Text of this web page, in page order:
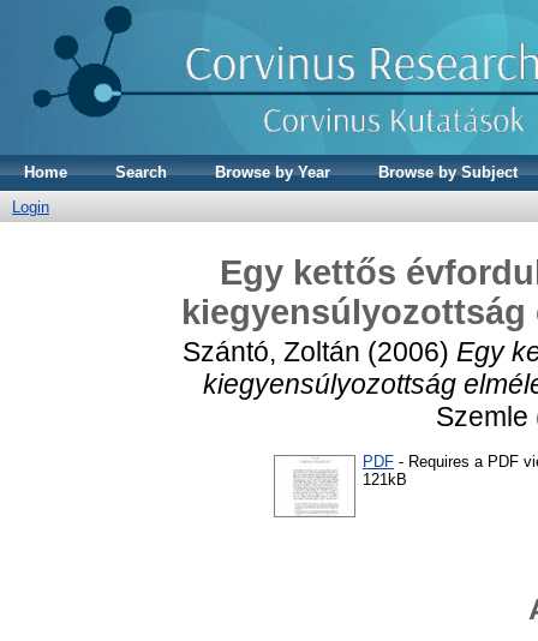
Home Search Browse by Year
Browse by Subject
Login
Egy kettős
kiegyensúlyozottság
Szántó, Zoltán (2006) Egy
kiegyensúlyozottság
Szemle
PDF - Requires a PDF
121kB